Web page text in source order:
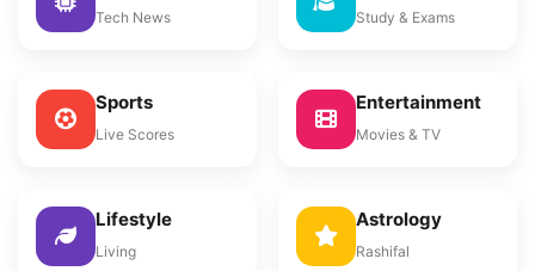
Tech News Study & Exams
Sports
Live Scores
Entertainment
Movies & TV
Lifestyle
Living
Astrology
Rashifal